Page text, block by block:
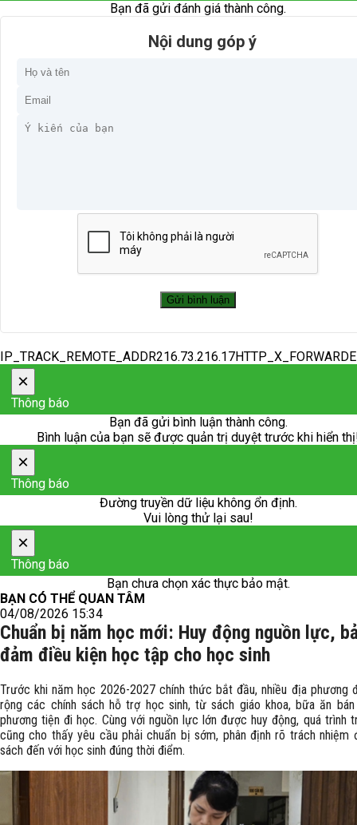
Bạn đã gửi đánh giá thành công.
Nội dung góp ý
×
Thông báo
Bạn đã gửi bình luận thành công.
Bình luận của bạn sẽ được quản trị duyệt trước khi hiển
×
Thông báo
Đường truyền dữ liệu không ổn định.
Vui lòng thử lại sau!
×
Thông báo
Bạn chưa chọn xác thực bảo mật.
BẠN CÓ THỂ QUAN TÂM
04/08/2026 15:34
Chuẩn bị năm học mới: Huy động nguồn lực,
đảm điều kiện học tập cho học sinh
Trước khi năm học 2026-2027 chính thức bắt đầu, nhiều địa phương
rộng các chính sách hỗ trợ học sinh, từ sách giáo khoa, bữa ăn
phương tiện đi học. Cùng với nguồn lực lớn được huy động, quá trình
cũng cho thấy yêu cầu phải chuẩn bị sớm, phân định rõ trách nhiệm
sách đến với học sinh đúng thời điểm.